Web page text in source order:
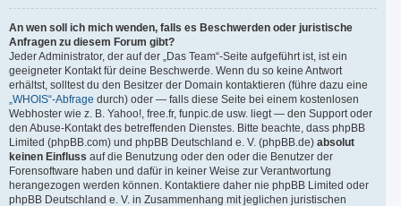
An wen soll ich mich wenden, falls es Beschwerden oder juristische
Anfragen zu diesem Forum gibt?
Jeder Administrator, der auf der „Das Team“-Seite aufgeführt ist, ist ein
geeigneter Kontakt für deine Beschwerde. Wenn du so keine Antwort
erhältst, solltest du den Besitzer der Domain kontaktieren (führe dazu eine
„WHOIS“-Abfrage durch) oder — falls diese Seite bei einem kostenlosen
Webhoster wie z. B. Yahoo!, free.fr, funpic.de usw. liegt — den Support oder
den Abuse-Kontakt des betreffenden Dienstes. Bitte beachte, dass phpBB
Limited (phpBB.com) und phpBB Deutschland e. V. (phpBB.de) absolut
keinen Einfluss auf die Benutzung oder den oder die Benutzer der
Forensoftware haben und dafür in keiner Weise zur Verantwortung
herangezogen werden können. Kontaktiere daher nie phpBB Limited oder
phpBB Deutschland e. V. in Zusammenhang mit jeglichen juristischen